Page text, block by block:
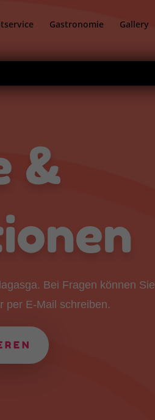
Gastronomie Gallery
&
Bei Fragen können Sie
per E-Mail schreiben.